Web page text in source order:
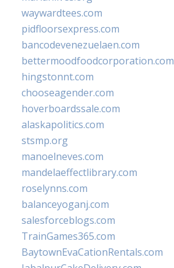
waywardtees.com
pidfloorsexpress.com
bancodevenezuelaen.com
bettermoodfoodcorporation.com
hingstonnt.com
chooseagender.com
hoverboardssale.com
alaskapolitics.com
stsmp.org
manoelneves.com
mandelaeffectlibrary.com
roselynns.com
balanceyoganj.com
salesforceblogs.com
TrainGames365.com
BaytownEvaCationRentals.com